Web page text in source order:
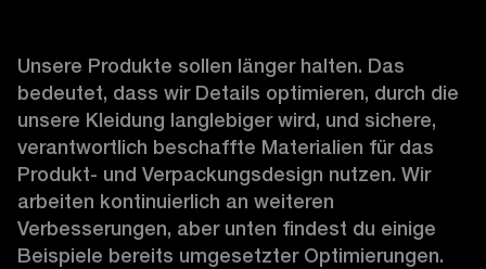
Unsere Produkte sollen länger halten. Das
bedeutet, dass wir Details optimieren, durch die
unsere Kleidung langlebiger wird, und sichere,
verantwortlich beschaffte Materialien für das
Produkt- und Verpackungsdesign nutzen. Wir
arbeiten kontinuierlich an weiteren
Verbesserungen, aber unten findest du einige
Beispiele bereits umgesetzter Optimierungen.